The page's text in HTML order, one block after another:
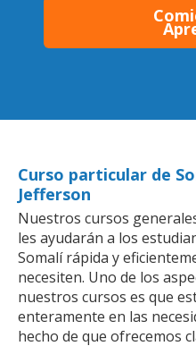
Curso particular de
Jefferson
Nuestros cursos
les ayudarán a los
Somalí rápida y
necesiten. Uno de los
nuestros cursos es que
enteramente en las
hecho de que ofrecemos